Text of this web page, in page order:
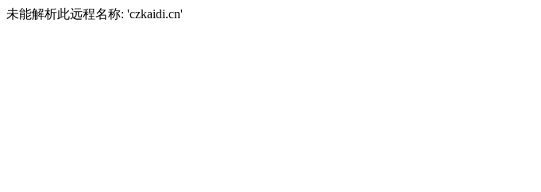
未能解析此远程名称: 'czkaidi.cn'